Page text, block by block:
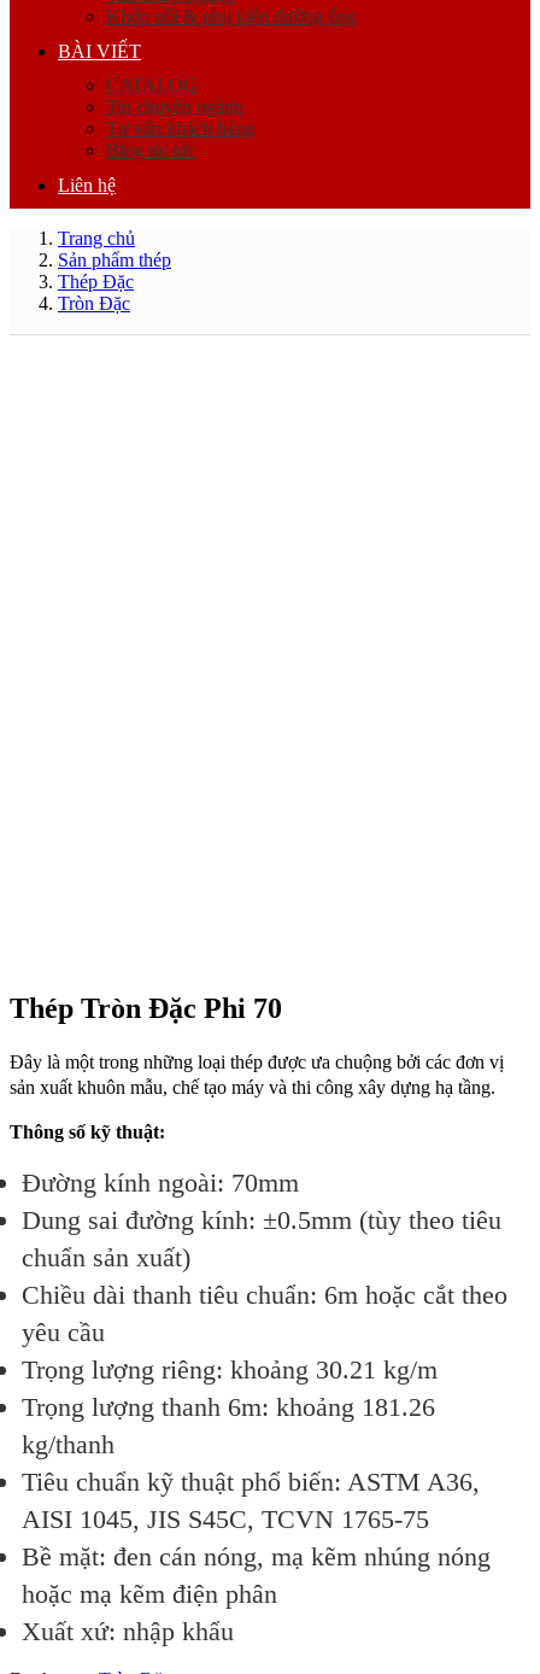
Khớp nối & phụ kiện đường ống
BÀI VIẾT
CATALOG
Tin chuyên ngành
Tư vấn khách hàng
Blog tin tức
Liên hệ
Trang chủ
Sản phẩm thép
Thép Đặc
Tròn Đặc
Thép Tròn Đặc Phi 70
Đây là một trong những loại thép được ưa chuộng bởi các đơn vị
sản xuất khuôn mẫu, chế tạo máy và thi công xây dựng hạ tầng.
Thông số kỹ thuật:
Đường kính ngoài: 70mm
Dung sai đường kính: ±0.5mm (tùy theo tiêu
chuẩn sản xuất)
Chiều dài thanh tiêu chuẩn: 6m hoặc cắt theo
yêu cầu
Trọng lượng riêng: khoảng 30.21 kg/m
Trọng lượng thanh 6m: khoảng 181.26
kg/thanh
Tiêu chuẩn kỹ thuật phổ biến: ASTM A36,
AISI 1045, JIS S45C, TCVN 1765-75
Bề mặt: đen cán nóng, mạ kẽm nhúng nóng
hoặc mạ kẽm điện phân
Xuất xứ: nhập khẩu